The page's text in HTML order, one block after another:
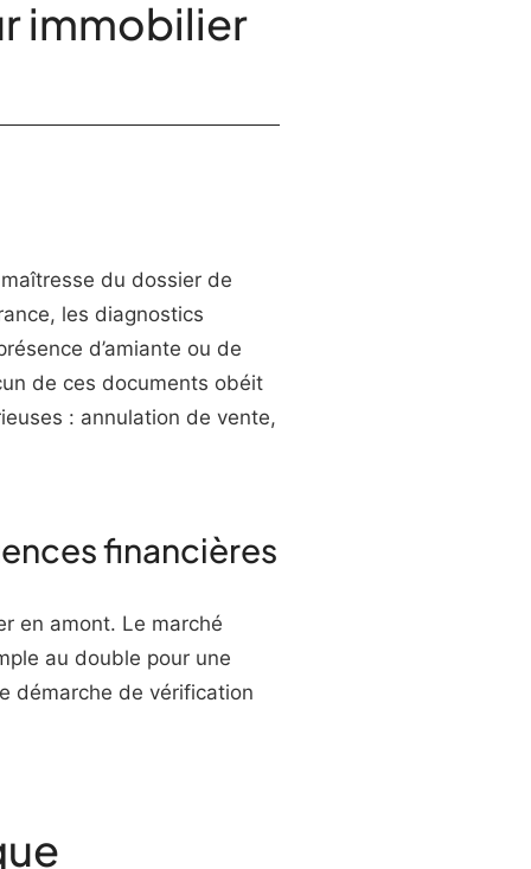
immobilier
du dossier de
les diagnostics
d’amiante ou de
de ces documents obéit
: annulation de vente,
financières
en amont. Le marché
au double pour une
démarche de vérification